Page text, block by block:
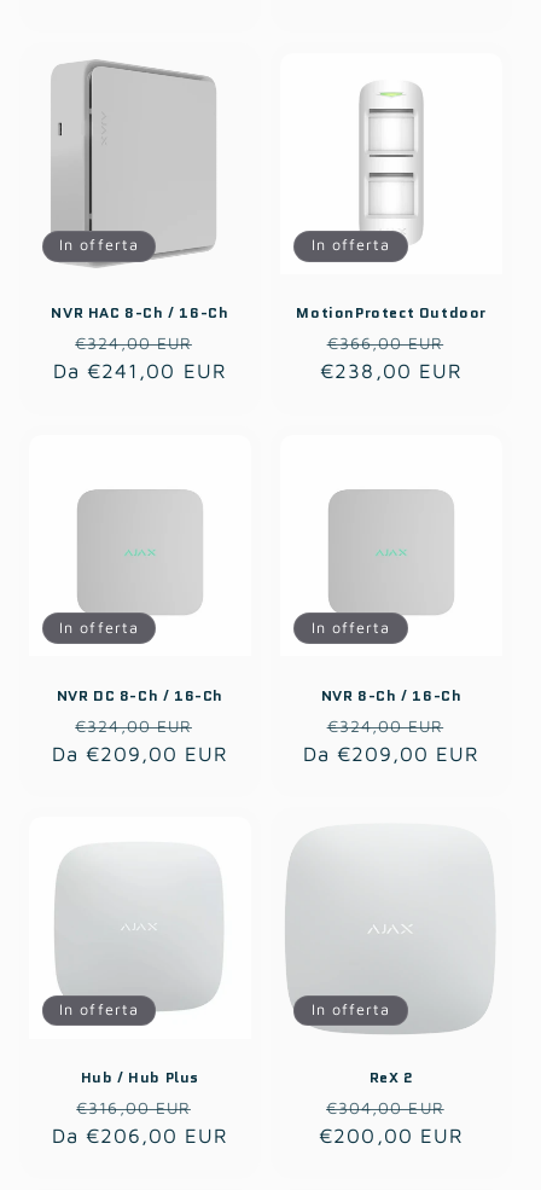
In offerta
NVR HAC 8-Ch / 16-Ch
Prezzo
di
€324,00 EUR
scontato
Da €241,00 EUR
In offerta
MotionProtect Outdoor
Prezzo
di
€366,00 EUR
€238,00 EUR
In offerta
NVR DC 8-Ch / 16-Ch
Prezzo
di
€324,00 EUR
scontato
Da €209,00 EUR
In offerta
NVR 8-Ch / 16-Ch
Prezzo
di
€324,00 EUR
Da €209,00 EUR
In offerta
Hub / Hub Plus
Prezzo
di
€316,00 EUR
scontato
Da €206,00 EUR
In offerta
ReX 2
Prezzo
di
€304,00 EUR
€200,00 EUR